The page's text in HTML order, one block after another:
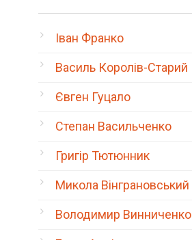
Іван Франко
Василь Королів-Старий
Євген Гуцало
Степан Васильченко
Григір Тютюнник
Микола Вінграновський
Володимир Винниченко